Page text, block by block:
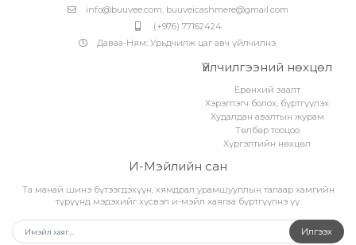
info@buuvee.com, buuveicashmere@gmail.com
(+976) 77162424
Даваа-Ням: Урьдчилж цаг авч үйлчилнэ.
Үйлчилгээний нөхцөл
Ерөнхий заалт
Хэрэглэгч болох, бүртгүүлэх
Худалдан авалтын журам
Төлбөр тооцоо
Хүргэлтийн нөхцөл
И-Мэйлийн сан
Та манай шинэ бүтээгдэхүүн, хямдрал урамшууллын талаар хамгийн
түрүүнд мэдэхийг хүсвэл и-мэйл хаягаа бүртгүүлнэ үү.
Илгээх